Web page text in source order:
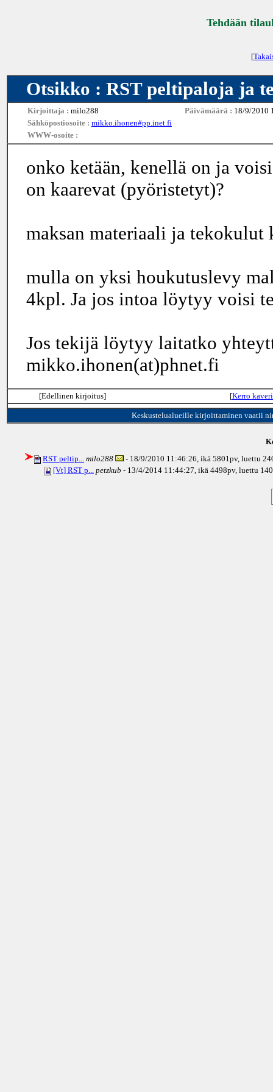
Tehdään
[
Otsikko : RST peltipaloja ja
Kirjoittaja : milo288 Päivämäärä : 18/9/2010
Sähköpostiosoite : mikko.ihonen#pp.inet.fi
WWW-osoite :
onko ketään, kenellä on ja
on kaarevat (pyöristetyt)?
maksan materiaali ja tekokulut
mulla on yksi houkutuslevy
4kpl. Ja jos intoa löytyy voisi
Jos tekijä löytyy laitatko
mikko.ihonen(at)phnet.fi
[Edellinen kirjoitus] [Kerro
Keskustelualueille kirjoittaminen vaatii
RST peltip... milo288 - 18/9/2010 11:46:26, ikä 5801pv, luettu
[Vt] RST p... petzkub - 13/4/2014 11:44:27, ikä 4498pv, luettu